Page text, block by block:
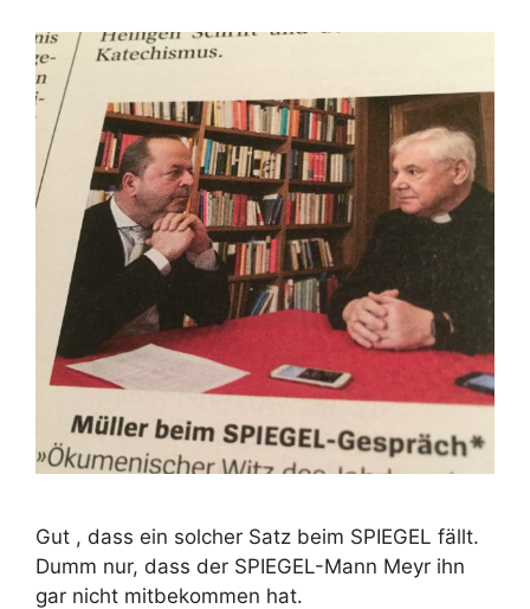
Gut , dass ein solcher Satz beim SPIEGEL fällt.
Dumm nur, dass der SPIEGEL-Mann Meyr ihn
gar nicht mitbekommen hat.